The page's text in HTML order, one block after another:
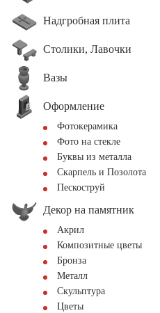
Надгробная плита
Столики, Лавочки
Вазы
Оформление
Фотокерамика
Фото на стекле
Буквы из металла
Скарпель и Позолота
Пескоструй
Декор на памятник
Акрил
Композитные цветы
Бронза
Металл
Скульптура
Цветы